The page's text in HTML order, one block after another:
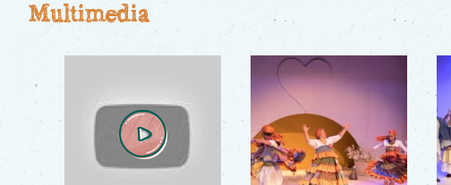
Multimedia